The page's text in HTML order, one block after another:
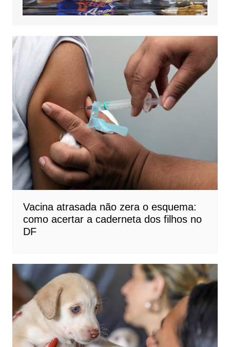
Vacina atrasada não zera o esquema:
como acertar a caderneta dos filhos no
DF